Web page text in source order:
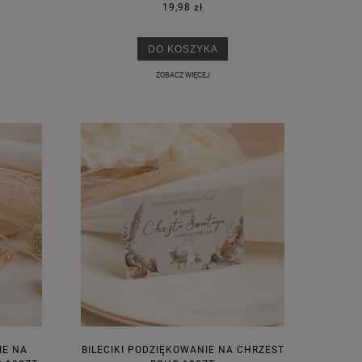
19,98 zł
DO KOSZYKA
ZOBACZ WIĘCEJ
NA
BILECIKI PODZIĘKOWANIE NA CHRZEST